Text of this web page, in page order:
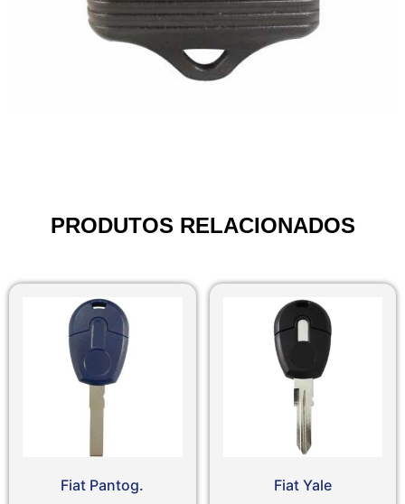
PRODUTOS RELACIONADOS
Fiat Pantog. Fiat Yale